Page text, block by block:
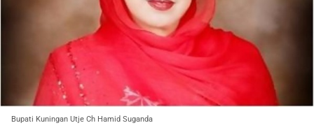
Bupati Kuningan Utje Ch Hamid Suganda